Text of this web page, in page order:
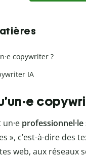
copywriter ?
IA
professionnel·le
», c’est-à-dire des
web, aux réseaux